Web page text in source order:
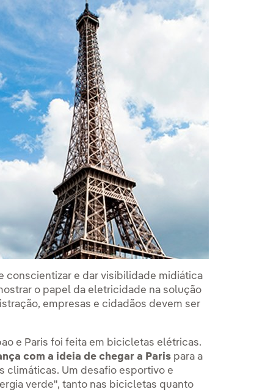
conscientizar e dar visibilidade midiática
o papel da eletricidade na solução
empresas e cidadãos devem ser
e Paris foi feita em bicicletas elétricas.
com a ideia de chegar a Paris para a
climáticas. Um desafio esportivo e
verde", tanto nas bicicletas quanto